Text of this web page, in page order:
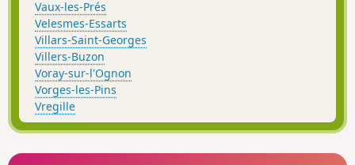
Vaux-les-Prés
Velesmes-Essarts
Villars-Saint-Georges
Villers-Buzon
Voray-sur-l'Ognon
Vorges-les-Pins
Vregille